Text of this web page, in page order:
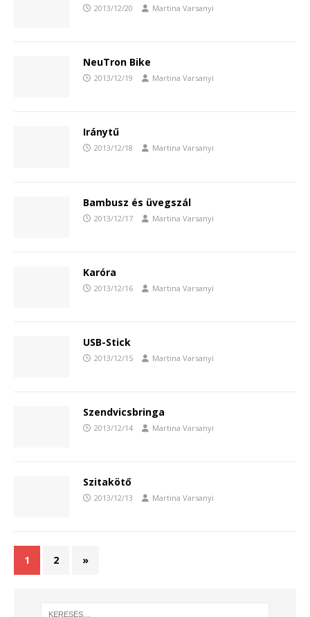
2013/12/20 Martina Varsanyi
NeuTron Bike
2013/12/19 Martina Varsanyi
Iránytű
2013/12/18 Martina Varsanyi
Bambusz és üvegszál
2013/12/17 Martina Varsanyi
Karóra
2013/12/16 Martina Varsanyi
USB-Stick
2013/12/15 Martina Varsanyi
Szendvicsbringa
2013/12/14 Martina Varsanyi
Szitakötő
2013/12/13 Martina Varsanyi
1 2 »